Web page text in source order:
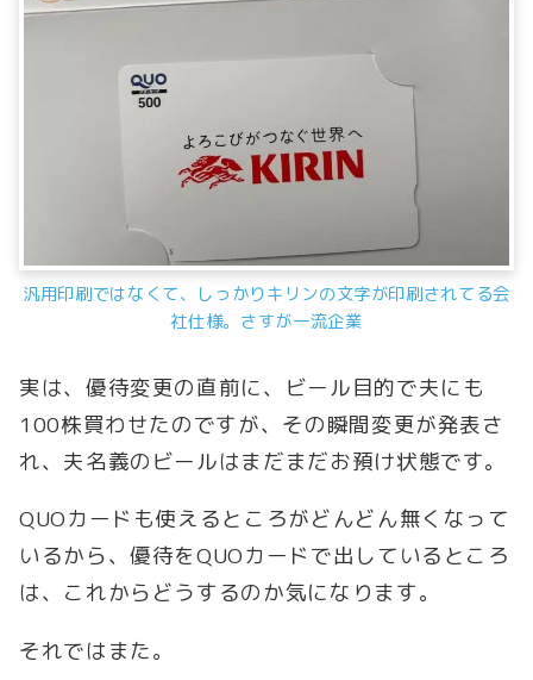
汎用印刷ではなくて、しっかりキリンの文字が印刷されてる会
社仕様。さすが一流企業
実は、優待変更の直前に、ビール目的で夫にも
100株買わせたのですが、その瞬間変更が発表さ
れ、夫名義のビールはまだまだお預け状態です。
QUOカードも使えるところがどんどん無くなって
いるから、優待をQUOカードで出しているところ
は、これからどうするのか気になります。
それではまた。